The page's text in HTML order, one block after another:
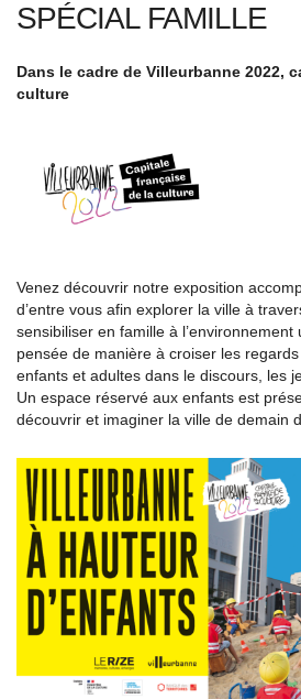
SPÉCIAL FAMILLE
Dans le cadre de Villeurbanne 2022,
culture
Venez découvrir notre exposition
d’entre vous afin explorer la ville à
sensibiliser en famille à l’environnement
pensée de manière à croiser les
enfants et adultes dans le discours, les
Un espace réservé aux enfants est
découvrir et imaginer la ville de demain